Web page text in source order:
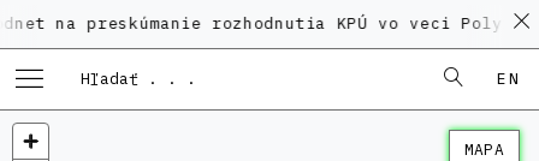
rozhodnutia KPÚ vo veci Polyfunkčného
EN
MAPA